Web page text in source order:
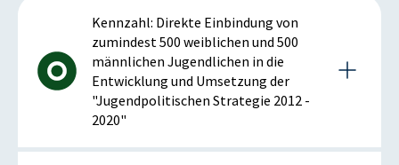
Kennzahl: Direkte Einbindung von
zumindest 500 weiblichen und 500
männlichen Jugendlichen in die
Entwicklung und Umsetzung der
"Jugendpolitischen Strategie 2012 -
2020"